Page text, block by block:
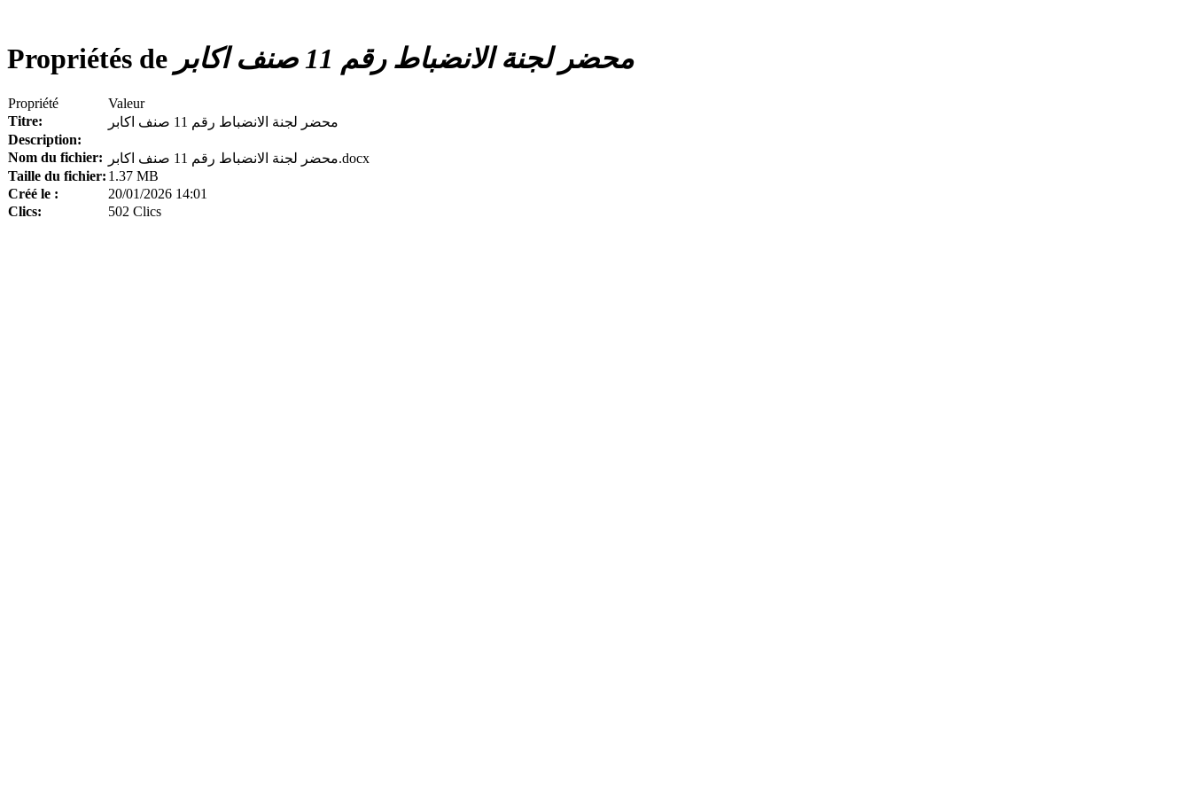
Propriétés de محضر لجنة الانضباط رقم 11 صنف اكابر
Propriété
Valeur
Titre:
محضر لجنة الانضباط رقم 11 صنف اكابر
Description:
Nom du fichier:
محضر لجنة الانضباط رقم 11 صنف اكابر.docx
Taille du fichier: 1.37 MB
Créé le :
20/01/2026 14:01
Clics:
502 Clics